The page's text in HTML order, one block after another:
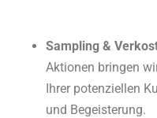
Sampling &
Aktionen bringen
Ihrer potenziellen
und Begeisterung.